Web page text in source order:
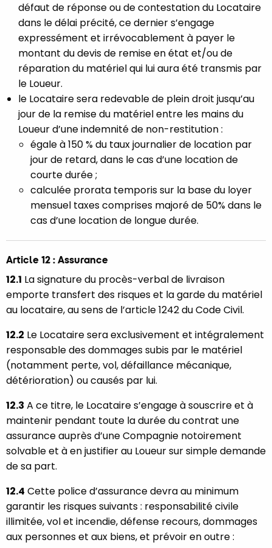
défaut de réponse ou de contestation du Locataire
dans le délai précité, ce dernier s’engage
expressément et irrévocablement à payer le
montant du devis de remise en état et/ou de
réparation du matériel qui lui aura été transmis par
le Loueur.
le Locataire sera redevable de plein droit jusqu’au
jour de la remise du matériel entre les mains du
Loueur d’une indemnité de non-restitution :
égale à 150 % du taux journalier de location par
jour de retard, dans le cas d’une location de
courte durée ;
calculée prorata temporis sur la base du loyer
mensuel taxes comprises majoré de 50% dans le
cas d’une location de longue durée.
Article 12 : Assurance
12.1 La signature du procès-verbal de livraison
emporte transfert des risques et la garde du matériel
au locataire, au sens de l’article 1242 du Code Civil.
12.2 Le Locataire sera exclusivement et intégralement
responsable des dommages subis par le matériel
(notamment perte, vol, défaillance mécanique,
détérioration) ou causés par lui.
12.3 A ce titre, le Locataire s’engage à souscrire et à
maintenir pendant toute la durée du contrat une
assurance auprès d’une Compagnie notoirement
solvable et à en justifier au Loueur sur simple demande
de sa part.
12.4 Cette police d’assurance devra au minimum
garantir les risques suivants : responsabilité civile
illimitée, vol et incendie, défense recours, dommages
aux personnes et aux biens, et prévoir en outre :